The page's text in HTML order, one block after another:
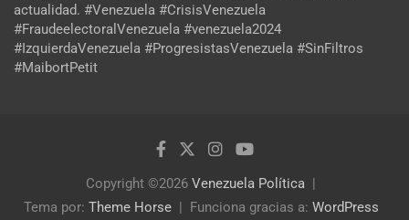
actualidad. #Venezuela #CrisisVenezuela
#FraudeelectoralVenezuela #venezuela2024
#IzquierdaVenezuela #ProgresistasVenezuela #SinFiltros
#MaibortPetit
Copyright ©2026 Venezuela Política
Tema por: Theme Horse Funciona gracias a: WordPress